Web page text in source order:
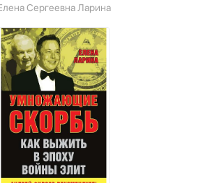
Сергеевна Ларина